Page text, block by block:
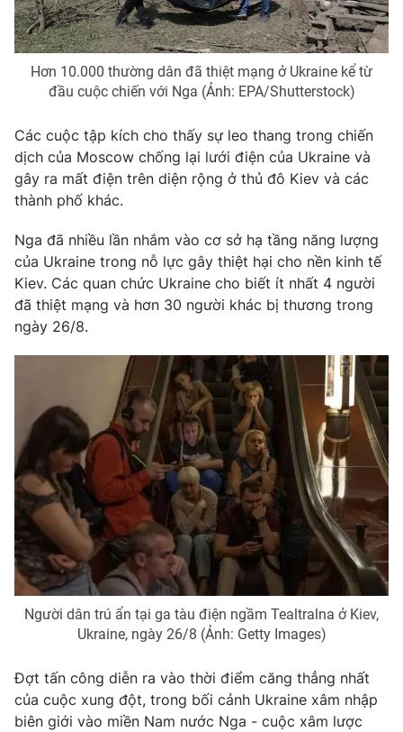
Tư vấn
Chuyên mục khác
Emagazine Podcast
Video Shorts video
VTV Sức khoẻ Bất động sản
Thị trường 24h
Vươn mình bằng AI
VTV9 VTV8
Liên hệ tòa soạn English
THỜI BÁO VTV
Theo dõi báo trên
Cơ quan chủ quản:Đài Truyền hình Việt Nam
Hơn 10.000 thường dân đã thiệt mạng ở Ukraine kể từ
đầu cuộc chiến với Nga (Ảnh: EPA/Shutterstock)
Các cuộc tập kích cho thấy sự leo thang trong chiến
dịch của Moscow chống lại lưới điện của Ukraine và
gây ra mất điện trên diện rộng ở thủ đô Kiev và các
thành phố khác.
Nga đã nhiều lần nhắm vào cơ sở hạ tầng năng lượng
của Ukraine trong nỗ lực gây thiệt hại cho nền kinh tế
Kiev. Các quan chức Ukraine cho biết ít nhất 4 người
đã thiệt mạng và hơn 30 người khác bị thương trong
ngày 26/8.
Người dân trú ẩn tại ga tàu điện ngầm Tealtralna ở Kiev,
Ukraine, ngày 26/8 (Ảnh: Getty Images)
Đợt tấn công diễn ra vào thời điểm căng thẳng nhất
của cuộc xung đột, trong bối cảnh Ukraine xâm nhập
biên giới vào miền Nam nước Nga - cuộc xâm lược